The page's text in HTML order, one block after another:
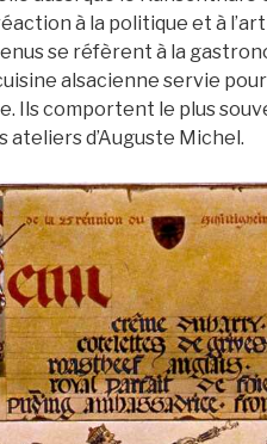
à la politique et à
se réfèrent à la
alsacienne servie
Ils comportent le plus
ateliers d’Auguste Michel.